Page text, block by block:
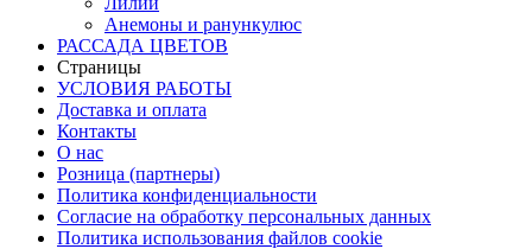
Анемоны и ранункулюс
РАССАДА ЦВЕТОВ
Страницы
УСЛОВИЯ РАБОТЫ
Доставка и оплата
Контакты
О наc
Розница (партнеры)
Политика конфиденциальности
Согласие на обработку персональных данных
Политика использования файлов сookie